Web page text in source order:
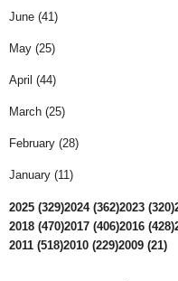
June (41)
May (25)
April (44)
March (25)
February (28)
January (11)
2025 (329)2024 (362)2023 (320)
2018 (470)2017 (406)2016 (428)
2011 (518)2010 (229)2009 (21)